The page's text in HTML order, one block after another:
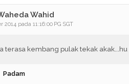
Wahid
2014 pada 11:16:00 PG SGT
terasa kembang pulak tekak akak...hu
Padam